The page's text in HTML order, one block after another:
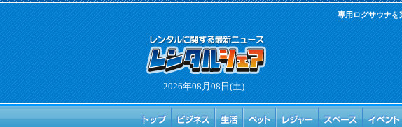
2026年08月08日(土)
専用ログサウナを